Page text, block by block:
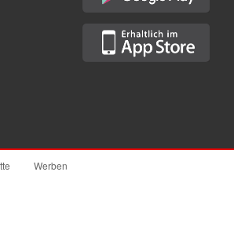
Werben